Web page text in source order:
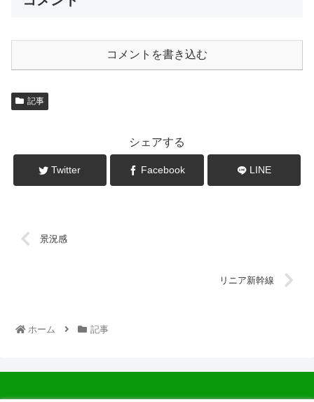
コメントを書き込む
記事
シェアする
Twitter Facebook LINE
景況感
リニア新幹線
ホーム 記事